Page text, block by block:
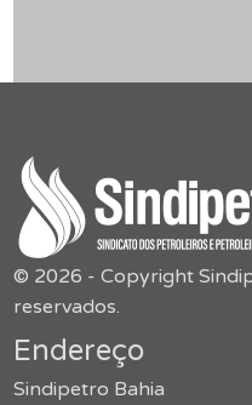
© 2026 - Copyright
reservados.
Endereço
Sindipetro Bahia